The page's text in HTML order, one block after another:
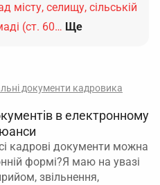
місту, селищу, сільській
(ст. 60… Ще
документи кадровика
в електронному
кадрові документи можна
формі?Я маю на увазі
звільнення,